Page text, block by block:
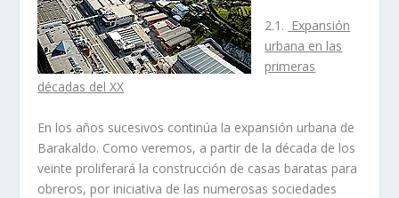
2.1. Expansión
urbana en las
primeras
décadas del XX
En los años sucesivos continúa la expansión urbana de
Barakaldo. Como veremos, a partir de la década de los
veinte proliferará la construcción de casas baratas para
obreros, por iniciativa de las numerosas sociedades